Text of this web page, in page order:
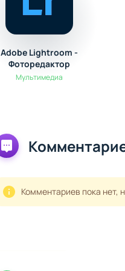
Adobe Lightroom -
Фоторедактор
Мультимедиа
Комментариев пока нет,